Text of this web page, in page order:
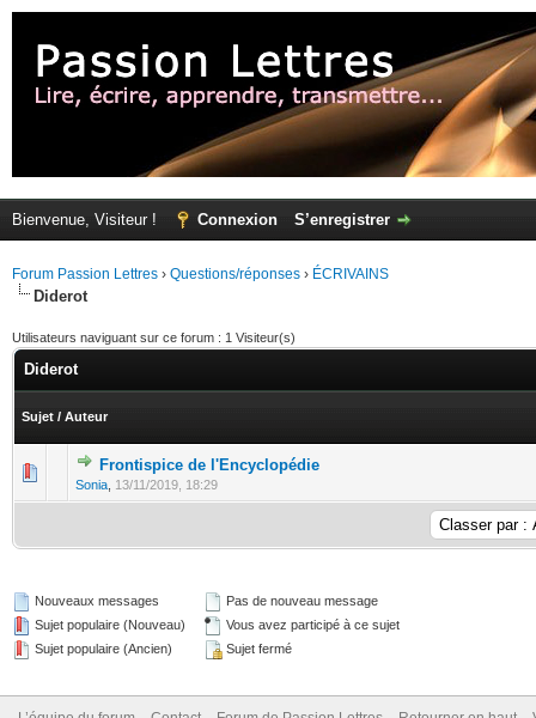
Bienvenue, Visiteur ! Connexion S’enregistrer
Forum Passion Lettres › Questions/réponses › ÉCRIVAINS
Diderot
Utilisateurs naviguant sur ce forum : 1 Visiteur(s)
Diderot
Sujet / Auteur
Frontispice de l'Encyclopédie
Sonia 13/11/2019, 18:29
Nouveaux messages
Sujet populaire (Nouveau)
Sujet populaire (Ancien)
Pas de nouveau message
Vous avez participé à ce sujet
Sujet fermé